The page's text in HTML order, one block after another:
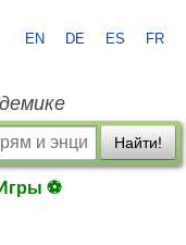
EN DE ES FR
Найти!
Игры ⚽